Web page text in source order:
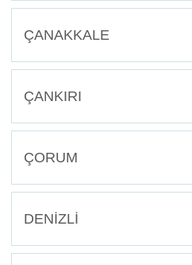
ÇANAKKALE
ÇANKIRI
ÇORUM
DENİZLİ